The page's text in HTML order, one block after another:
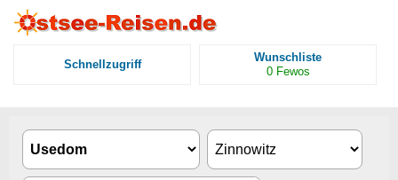
Schnellzugriff
Wunschliste
0 Fewos